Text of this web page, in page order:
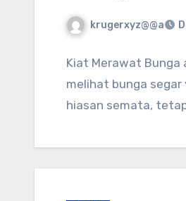
krugerxyz@@a
Kiat Merawat Bunga
melihat bunga segar
hiasan semata,